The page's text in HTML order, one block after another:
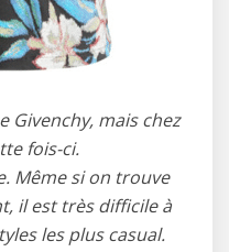
Givenchy, mais chez
fois-ci.
Même si on trouve
il est très difficile à
les plus casual.